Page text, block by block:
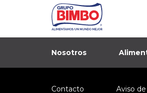
Nosotros
Contacto Aviso